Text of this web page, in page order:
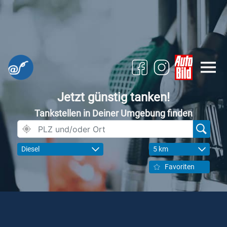
Jetzt günstig tanken!
Tankstellen in Deiner Umgebung finden
Diesel 5 km
Favoriten